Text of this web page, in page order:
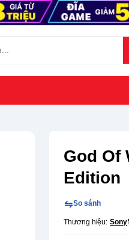
God Of
Edition
So sánh
Thương hiệu: Sony